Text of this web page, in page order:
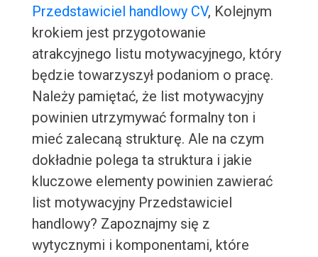
Przedstawiciel handlowy CV, Kolejnym
krokiem jest przygotowanie
atrakcyjnego listu motywacyjnego, który
będzie towarzyszył podaniom o pracę.
Należy pamiętać, że list motywacyjny
powinien utrzymywać formalny ton i
mieć zalecaną strukturę. Ale na czym
dokładnie polega ta struktura i jakie
kluczowe elementy powinien zawierać
list motywacyjny Przedstawiciel
handlowy? Zapoznajmy się z
wytycznymi i komponentami, które